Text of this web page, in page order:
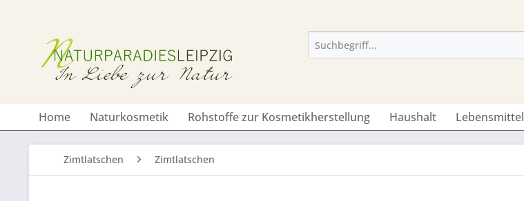
Home Naturkosmetik Rohstoffe zur Kosmetikherstellung Haushalt Lebensmittel
Zimtlatschen Zimtlatschen